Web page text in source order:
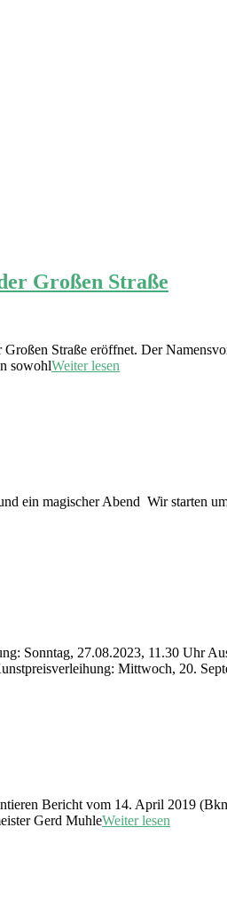
Großen Straße
Straße eröffnet. Der
sowohlWeiter lesen
ein magischer Abend Wir starten
Sonntag, 27.08.2023, 11.30 Uhr
Mittwoch, 20.
Bericht vom 14. April 2019
Gerd MuhleWeiter lesen